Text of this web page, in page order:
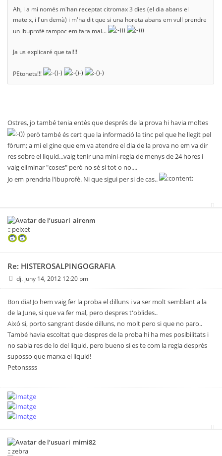
Ah, i a mi només m'han receptat citromax 3 dies (el dia abans el
mateix, i l'un demà) i m'ha dit que si una horeta abans em vull prendre
un ibuprofé tampoc em fara mal...
Ja us explicaré que tal!!!
PEtonets!!!
Ostres, jo també tenia entès que després de la prova hi havia moltes
però també és cert que la informació la tinc pel que he llegit pel
fòrum; a mi el gine que em va atendre el dia de la prova no em va dir
res sobre el liquid...vaig tenir una mini-regla de menys de 24 hores i
vaig eliminar "coses" però no sé si tot o no....
Jo em prendria l'ibuprofè. Ni que sigui per si de cas..
airenm
:: peixet
Re: HISTEROSALPINGOGRAFIA
dj. juny 14, 2012 12:20 pm
Bon dia! Jo hem vaig fer la proba el dilluns i va ser molt semblant a la
de la June, si que va fer mal, pero despres t'oblides..
Aixó si, porto sangrant desde dilluns, no molt pero si que no paro..
També havia escoltat que despres de la proba hi ha mes posibilitats i
no sabia res de lo del liquid, pero bueno si es te com la regla després
suposso que marxa el liquid!
Petonssss
mimi82
:: zebra